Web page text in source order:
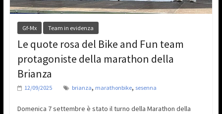
Gf-Mx Team in evidenza
Le quote rosa del Bike and Fun team
protagoniste della marathon della
Brianza
12/09/2025 brianza, marathonbike, sesenna
Domenica 7 settembre è stato il turno della Marathon della